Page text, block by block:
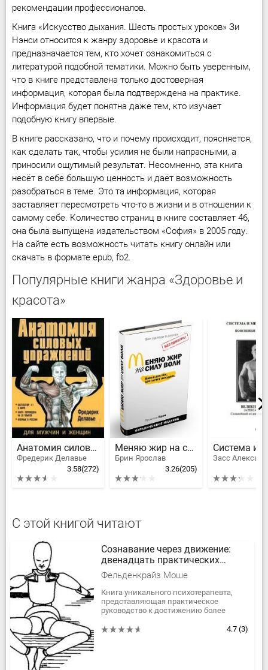
рекомендации профессионалов.
Книга «Искусство дыхания. Шесть простых уроков» Зи
Нэнси относится к жанру здоровье и красота и
предназначается тем, кто хочет ознакомиться с
литературой подобной тематики. Можно быть уверенным,
что в книге представлена только достоверная
информация, которая была подтверждена на практике.
Информация будет понятна даже тем, кто изучает
подобную книгу впервые.
В книге рассказано, что и почему происходит, поясняется,
как сделать так, чтобы усилия не были напрасными, а
приносили ощутимый результат. Несомненно, эта книга
несёт в себе большую ценность и даёт возможность
разобраться в теме. Это та информация, которая
заставляет пересмотреть что-то в жизни и в отношении к
самому себе. Количество страниц в книге составляет 46,
она была выпущена издательством «София» в 2005 году.
На сайте есть возможность читать книгу онлайн или
скачать в формате epub, fb2.
Популярные книги жанра «Здоровье и
красота»
Анатомия силовых упражнений
Фредерик Делавье
3.58(272)
Меняю жир на силу воли
Брин Ярослав
3.26(205)
С этой книгой читают
Сознавание через движение:
двенадцать практических
уроков
Фельденкрайз Моше
Книга уникального психотерапевта,
представляющая практическое
руководство к достижению более
жизни.Изучив и применив
4.7 (3)